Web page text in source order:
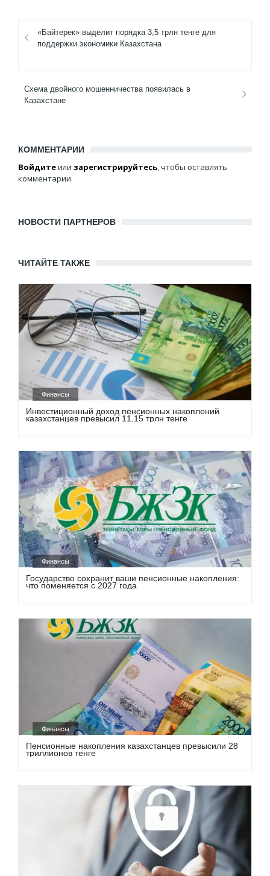
«Байтерек» выделит порядка 3,5 трлн тенге для
поддержки экономики Казахстана
Схема двойного мошенничества появилась в
Казахстане
КОММЕНТАРИИ
Войдитеили зарегистрируйтесь, чтобы оставлять
комментарии.
НОВОСТИ ПАРТНЕРОВ
ЧИТАЙТЕ ТАКЖЕ
Финансы
Инвестиционный доход пенсионных накоплений
казахстанцев превысил 11,15 трлн тенге
Финансы
Государство сохранит ваши пенсионные накопления:
что поменяется с 2027 года
Финансы
Пенсионные накопления казахстанцев превысили 28
триллионов тенге